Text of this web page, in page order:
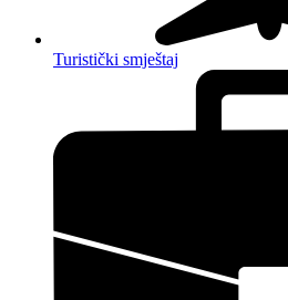
Turistički smještaj